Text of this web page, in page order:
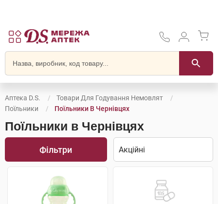
Аптека D.S.
Товари Для Годування Немовлят
Поїльники
Поїльники В Чернівцях
Поїльники в Чернівцях
Фільтри